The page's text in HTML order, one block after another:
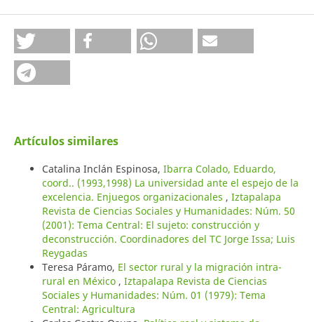
Artículos similares
Catalina Inclán Espinosa, Ibarra Colado, Eduardo,
coord.. (1993,1998) La universidad ante el espejo de la
excelencia. Enjuegos organizacionales , Iztapalapa
Revista de Ciencias Sociales y Humanidades: Núm. 50
(2001): Tema Central: El sujeto: construcción y
deconstrucción. Coordinadores del TC Jorge Issa; Luis
Reygadas
Teresa Páramo, El sector rural y la migración intra-
rural en México , Iztapalapa Revista de Ciencias
Sociales y Humanidades: Núm. 01 (1979): Tema
Central: Agricultura